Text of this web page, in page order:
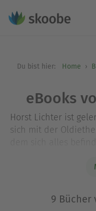
Du bist hier: Home
eBooks
Horst Lichter ist
sich mit der
Essen und Trinken.
Schätze an, am 28.
Oldiethek als Club,
9 Bücher